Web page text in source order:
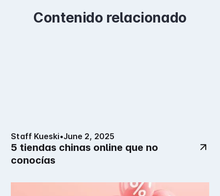
Contenido relacionado
Staff Kueski•June 2, 2025
5 tiendas chinas online que no
conocías